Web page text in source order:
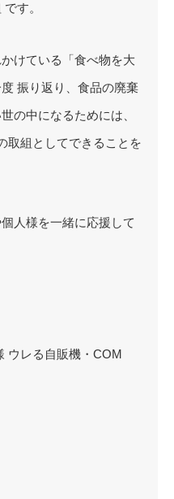
す。
けている「食べ物を大
振り返り、食品の廃棄
の中になるためには、
取組としてできることを
人様を一緒に応援して
ウレる自販機・COM